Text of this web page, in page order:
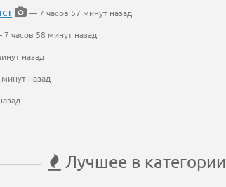
— 7 часов 57 минут назад
часов 58 минут назад
назад
назад
Лучшее в категории